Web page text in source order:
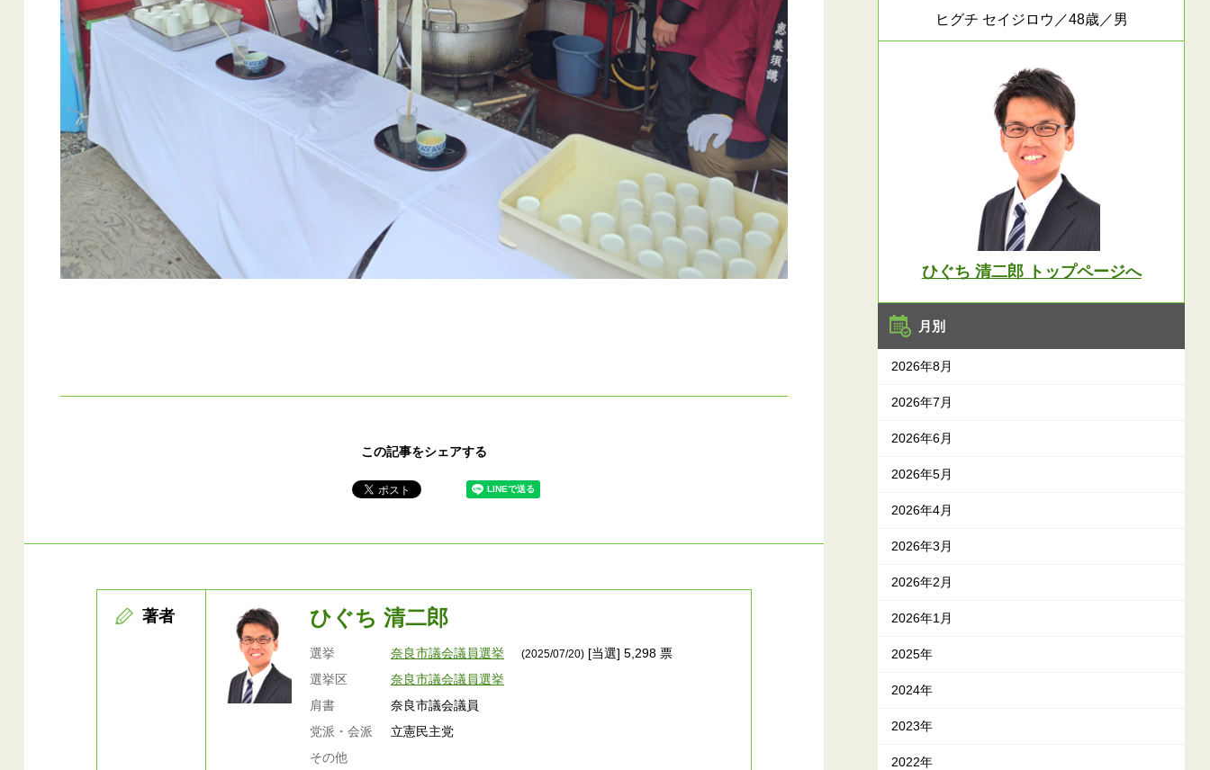
この記事をシェアする
著者 ひぐち 清二郎
選挙 奈良市議会議員選挙 (2025/07/20) [当選] 5,298 票
選挙区
奈良市議会議員選挙
肩書
奈良市議会議員
党派・会派
立憲民主党
その他
ヒグチ セイジロウ／48歳／男
ひぐち 清二郎 トップページへ
月別
2026年8月
2026年7月
2026年6月
2026年5月
2026年4月
2026年3月
2026年2月
2026年1月
2025年
2024年
2023年
2022年